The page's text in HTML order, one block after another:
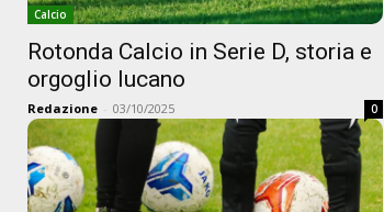
Calcio
Rotonda Calcio in Serie D, storia e
orgoglio lucano
Redazione - 03/10/2025 0